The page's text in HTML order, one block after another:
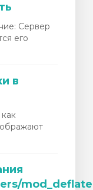
Сервер
его
в
mod_deflate